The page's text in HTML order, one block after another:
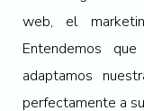
web, el
Entendemos
adaptamos
perfectamente a